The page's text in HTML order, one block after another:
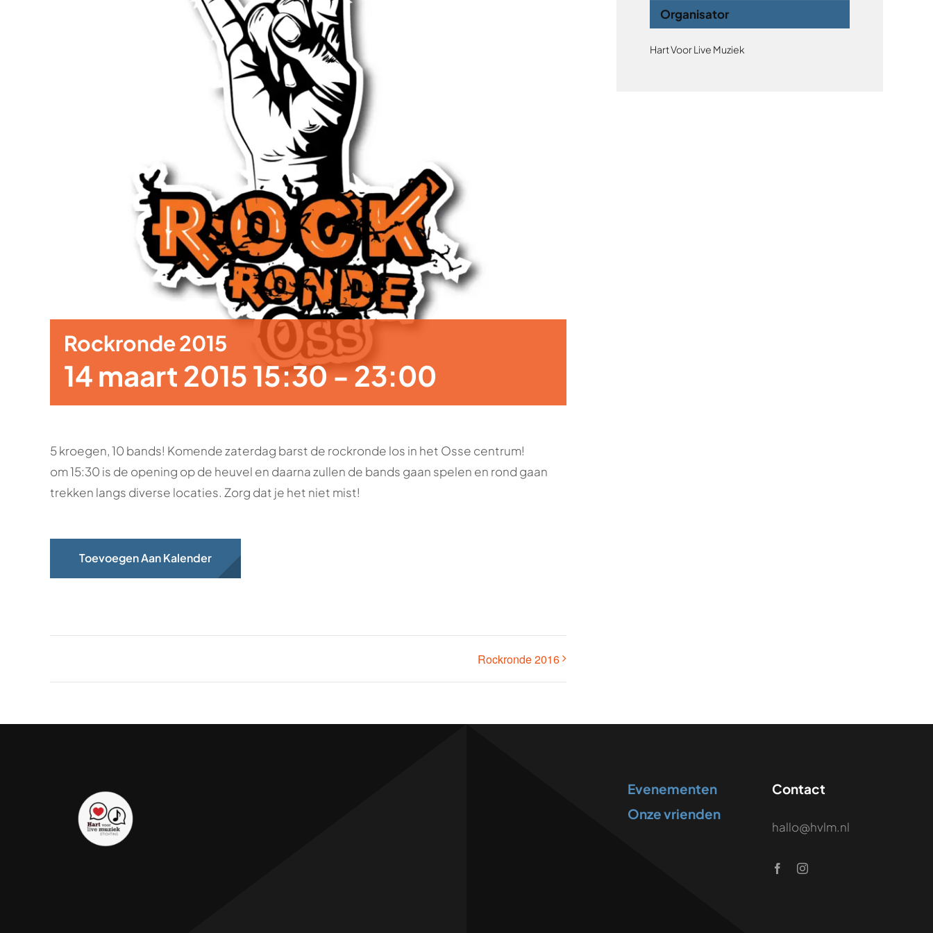
Rockronde 2015
14 maart 2015 15:30-23:00
5 kroegen, 10 bands! Komende zaterdag barst de rockronde los in het Osse centrum!
om 15:30 is de opening op de heuvel en daarna zullen de bands gaan spelen en rond gaan
trekken langs diverse locaties. Zorg dat je het niet mist!
Toevoegen Aan Kalender
Rockronde 2016
Organisator
Hart Voor Live Muziek
Evenementen
Onze vrienden
Contact
hallo@hvlm.nl